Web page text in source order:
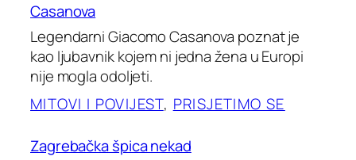
Casanova
Legendarni Giacomo Casanova poznat je
kao ljubavnik kojem ni jedna žena u Europi
nije mogla odoljeti.
MITOVI I POVIJEST, PRISJETIMO SE
Zagrebačka špica nekad